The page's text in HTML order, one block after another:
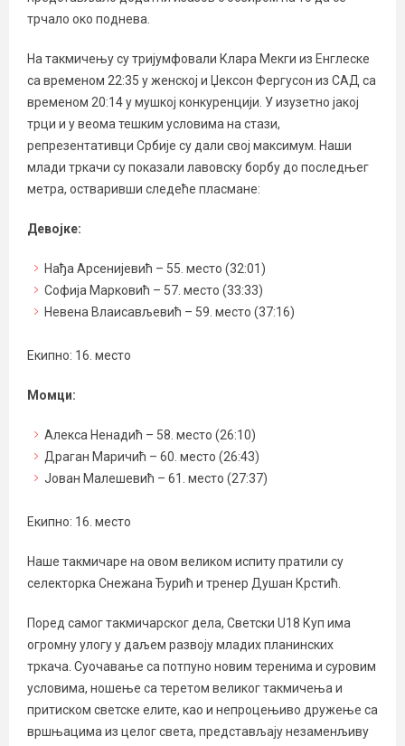
трчало око поднева.
На такмичењу су тријумфовали Клара Мекги из Енглеске
са временом 22:35 у женској и Џексон Фергусон из САД са
временом 20:14 у мушкој конкуренцији. У изузетно јакој
трци и у веома тешким условима на стази,
репрезентативци Србије су дали свој максимум. Наши
млади тркачи су показали лавовску борбу до последњег
метра, остваривши следеће пласмане:
Девојке:
Нађа Арсенијевић – 55. место (32:01)
Софија Марковић – 57. место (33:33)
Невена Влаисављевић – 59. место (37:16)
Екипно: 16. место
Момци:
Алекса Ненадић – 58. место (26:10)
Драган Маричић – 60. место (26:43)
Јован Малешевић – 61. место (27:37)
Екипно: 16. место
Наше такмичаре на овом великом испиту пратили су
селекторка Снежана Ђурић и тренер Душан Крстић.
Поред самог такмичарског дела, Светски U18 Куп има
огромну улогу у даљем развоју младих планинских
тркача. Суочавање са потпуно новим теренима и суровим
условима, ношење са теретом великог такмичења и
притиском светске елите, као и непроцењиво дружење са
вршњацима из целог света, представљају незаменљиву